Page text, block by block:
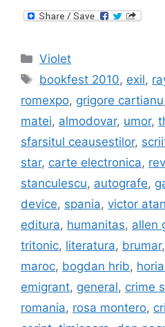
Categories
Violet
Tags
bookfest 2010, exil,
romexpo, grigore cartianu
matei, almodovar, umor,
sfarsitul ceausestilor,
star, carte electronica,
stanculescu, autografe,
device, spania, victor
editura, humanitas, allen
tritonic, literatura, brumar,
maroc, bogdan hrib,
emigrant, general, crime
romania, rosa montero,